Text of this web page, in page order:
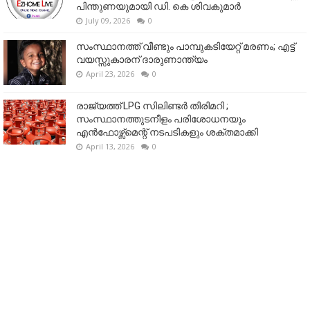
പിന്തുണയുമായി ഡി. കെ ശിവകുമാർ
July 09, 2026 0
സംസ്ഥാനത്ത് വീണ്ടും പാമ്പുകടിയേറ്റ് മരണം; എട്ട്
വയസ്സുകാരന് ദാരുണാന്ത്യം
April 23, 2026 0
രാജ്യത്ത് LPG സിലിണ്ടർ തിരിമറി ;
സംസ്ഥാനത്തുടനീളം പരിശോധനയും
എൻഫോഴ്സ്മെന്റ് നടപടികളും ശക്തമാക്കി
April 13, 2026 0